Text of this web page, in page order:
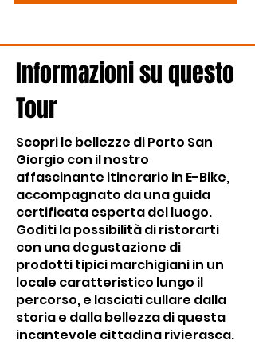
Informazioni su questo
Tour
Scopri le bellezze di Porto San
Giorgio con il nostro
affascinante itinerario in E-Bike,
accompagnato da una guida
certificata esperta del luogo.
Goditi la possibilità di ristorarti
con una degustazione di
prodotti tipici marchigiani in un
locale caratteristico lungo il
percorso, e lasciati cullare dalla
storia e dalla bellezza di questa
incantevole cittadina rivierasca.